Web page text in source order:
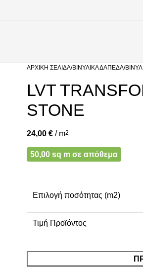
ΑΡΧΙΚΉ ΣΕΛΊΔΑ ΒΙΝΥΛΙΚΆ ΔΆΠΕΔΑ
LVT
STONE
24,00 € / m2
50,00 sq m σε απόθεμα
Επιλογή ποσότητας (m2)
Τιμή Προϊόντος